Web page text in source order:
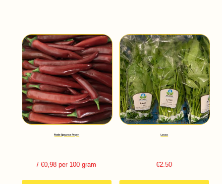
Rode Spaanse Peper
/ €0,98 per 100 gram
Lavas
€2.50